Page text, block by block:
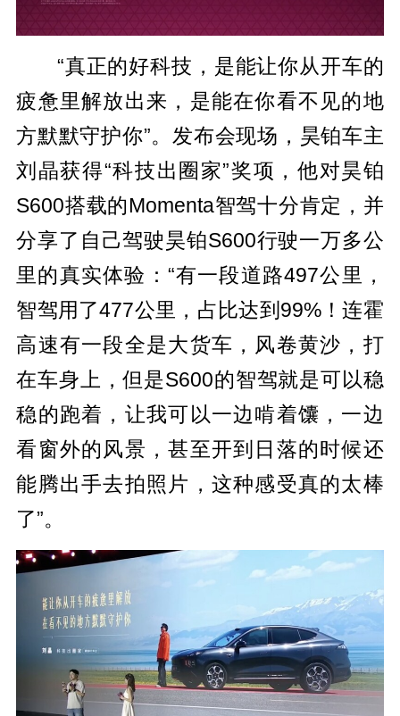
“真正的好科技，是能让你从开车的
疲惫里解放出来，是能在你看不见的地
方默默守护你”。发布会现场，昊铂车主
刘晶获得“科技出圈家”奖项，他对昊铂
S600搭载的Momenta智驾十分肯定，并
分享了自己驾驶昊铂S600行驶一万多公
里的真实体验：“有一段道路497公里，
智驾用了477公里，占比达到99%！连霍
高速有一段全是大货车，风卷黄沙，打
在车身上，但是S600的智驾就是可以稳
稳的跑着，让我可以一边啃着馕，一边
看窗外的风景，甚至开到日落的时候还
能腾出手去拍照片，这种感受真的太棒
了”。